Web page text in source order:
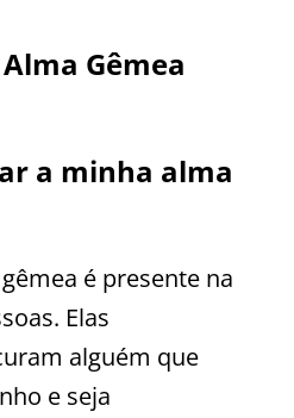
Gêmea
a minha alma
é presente na
Elas
alguém que
e seja